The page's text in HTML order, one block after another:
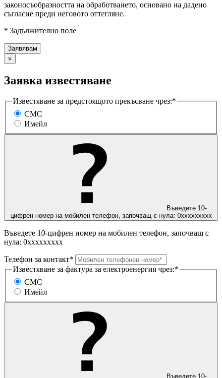
законосъобразността на обработването, основано на дадено
съгласие преди неговото оттегляне.
* Задължително поле
×
Заявка известяване
Известяване за предстоящото прекъсване чрез:*
СМС
Имейл
Въведете 10-
цифрен номер на мобилен телефон, започващ с нула: 0ххххххххх
Въведете 10-цифрен номер на мобилен телефон, започващ с
нула: 0ххххххххх
Телефон за контакт*
Известяване за фактура за електроенергия чрез:*
СМС
Имейл
Въведете 10-